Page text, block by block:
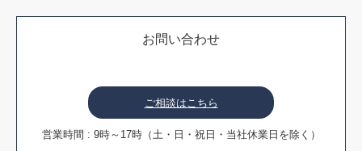
お問い合わせ
ご相談はこちら
営業時間 : 9時～17時（土・日・祝日・当社休業日を除く）